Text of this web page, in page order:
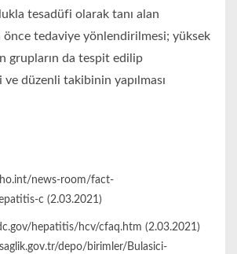
tesadüfi olarak tanı alan
önce tedaviye yönlendirilmesi; yüksek
grupların da tespit edilip
düzenli takibinin yapılması
news-room/fact-
c (2.03.2021)
hepatitis/hcv/cfaq.htm (2.03.2021)
depo/birimler/Bulasici-